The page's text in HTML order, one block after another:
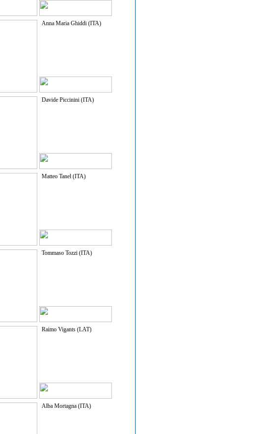
Anna Maria Ghiddi (ITA)
Davide Piccinini (ITA)
Matteo Tanel (ITA)
Tommaso Tozzi (ITA)
Raimo Vigants (LAT)
Alba Mortagna (ITA)